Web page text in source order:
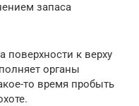
запаса
к верху
органы
то время пробыть